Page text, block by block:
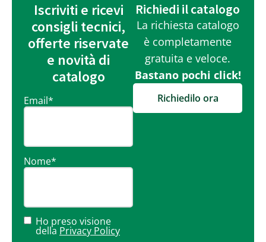
Iscriviti e ricevi
consigli tecnici,
offerte riservate
e novità di
catalogo
Email*
Nome*
Ho preso visione
della Privacy Policy
Richiedi il catalogo
La richiesta catalogo
è completamente
gratuita e veloce.
Bastano pochi click!
Richiedilo ora